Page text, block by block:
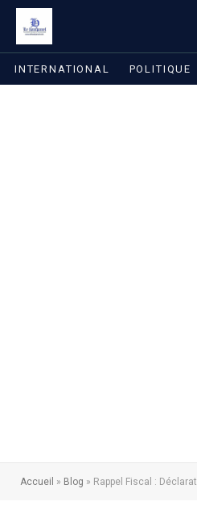
INTERNATIONAL POLITIQUE
Accueil » Blog » Rappel Fiscal : Déclarations de Novembre 2025 –